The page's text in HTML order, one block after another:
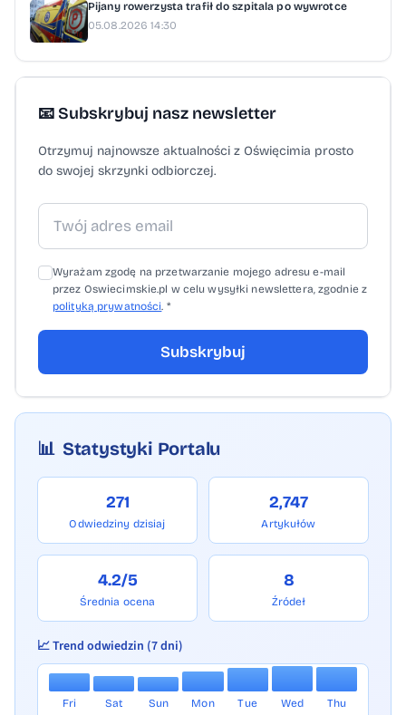
Pijany rowerzysta trafił do szpitala po wywrotce
05.08.2026 14:30
📧 Subskrybuj nasz newsletter
Otrzymuj najnowsze aktualności z Oświęcimia prosto
do swojej skrzynki odbiorczej.
Wyrażam zgodę na przetwarzanie mojego adresu e-mail
przez Oswiecimskie.pl w celu wysyłki newslettera, zgodnie z
polityką prywatności . *
Subskrybuj
📊 Statystyki Portalu
271
Odwiedziny dzisiaj
2,747
Artykułów
4.2/5
Średnia ocena
8
Źródeł
📈 Trend odwiedzin (7 dni)
Fri Sat Sun Mon Tue Wed Thu